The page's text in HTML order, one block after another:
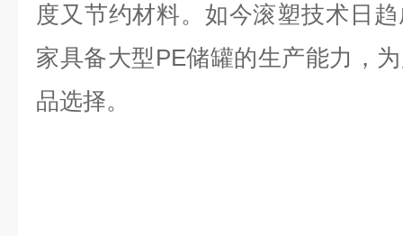
度又节约材料。如今滚塑技术日
家具备大型 PE储罐的生产能力，
品选择。